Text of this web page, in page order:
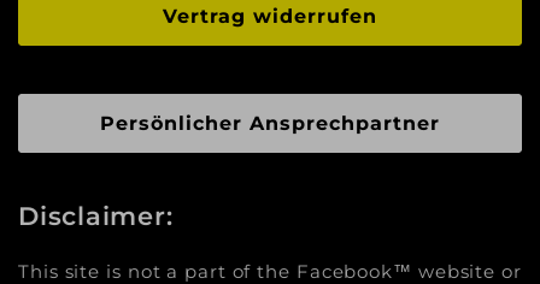
Vertrag widerrufen
Persönlicher Ansprechpartner
Disclaimer:
This site is not a part of the Facebook™ website or